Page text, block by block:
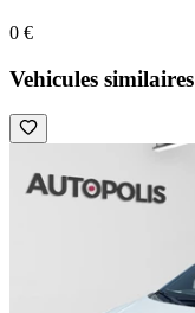
0 €
Vehicules similaires